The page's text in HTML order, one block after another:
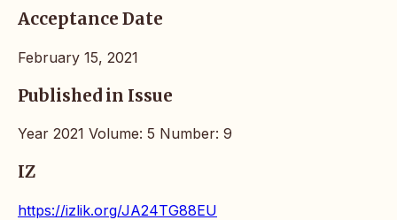
Acceptance Date
February 15, 2021
Published in Issue
Year 2021 Volume: 5 Number: 9
IZ
https://izlik.org/JA24TG88EU